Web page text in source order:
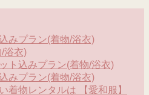
みプラン(着物/浴衣)
浴衣)
ト込みプラン(着物/浴衣)
みプラン(着物/浴衣)
着物レンタルは 【愛和服】